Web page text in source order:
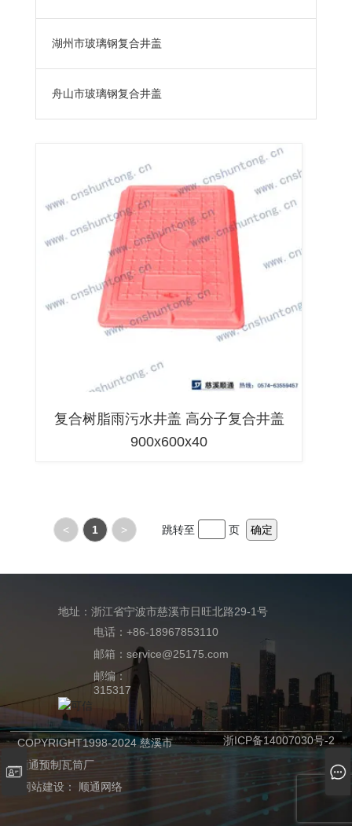
湖州市玻璃钢复合井盖
舟山市玻璃钢复合井盖
复合树脂雨污水井盖 高分子复合井盖
900x600x40
< 1 > 跳转至 页 确定
地址：浙江省宁波市慈溪市日旺北路29-1号
电话：+86-18967853110
邮箱：service@25175.com
邮编：
315317
COPYRIGHT1998-2024 慈溪市
顺通预制瓦筒厂
网站建设： 顺通网络
浙ICP备14007030号-2